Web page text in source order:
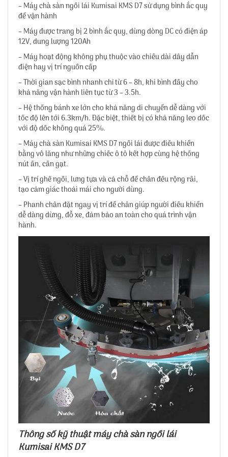
– Máy chà sàn ngồi lái Kumisai KMS D7 sử dụng bình ắc quy
để vận hành
– Máy được trang bị 2 bình ắc quy, dùng dòng DC có điện áp
12V, dung lượng 120Ah
– Máy hoạt động không phụ thuộc vào chiều dài dây dẫn
điện hay vị trí nguồn cấp
– Thời gian sạc bình nhanh chỉ từ 6 – 8h, khi bình đầy cho
khả năng vận hành liên tục từ 3 – 3.5h.
– Hệ thống bánh xe lớn cho khả năng di chuyển dễ dàng với
tốc độ lên tới 6.3km/h. Đặc biệt, thiết bị có khả năng leo dốc
với độ dốc không quá 25%.
– Máy chà sàn Kumisai KMS D7 ngồi lái được điều khiển
bằng vô lăng như những chiếc ô tô kết hợp cùng hệ thống
nút ấn, cần gạt.
– Vị trí ghế ngồi, lưng tựa và cả chỗ để chân đều rộng rãi,
tạo cảm giác thoải mái cho người dùng.
– Phanh chân đặt ngay vị trí để chân giúp người điều khiển
dễ dàng dừng, đỗ xe, đảm bảo an toàn cho quá trình vận
hành.
Thông số kỹ thuật máy chà sàn ngồi lái
Kumisai KMS D7